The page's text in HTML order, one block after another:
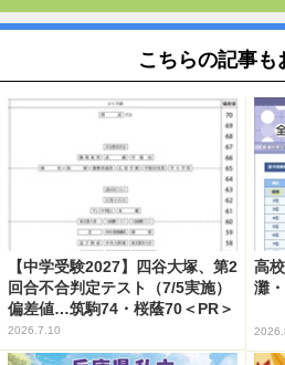
こちらの記事も
【中学受験2027】四谷大塚、第2
回合不合判定テスト（7/5実施）
偏差値…筑駒74・桜蔭70＜PR＞
2026.7.10
高
灘